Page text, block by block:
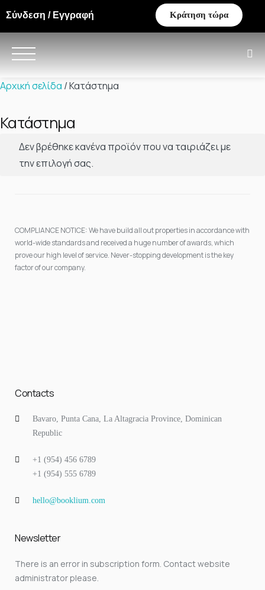
Σύνδεση / Εγγραφή Κράτηση τώρα
Αρχική σελίδα / Κατάστημα
Κατάστημα
Δεν βρέθηκε κανένα προϊόν που να ταιριάζει με
την επιλογή σας.
COMPLIANCE NOTICE: We have build all out properties in accordance with
world-wide standards and received a huge number of awards, which
prove our high level of service. Never-stopping development is the key
factor of our company.
Contacts
Bavaro, Punta Cana, La Altagracia Province, Dominican
Republic
+1 (954) 456 6789
+1 (954) 555 6789
hello@booklium.com
Newsletter
There is an error in subscription form. Contact website
administrator please.